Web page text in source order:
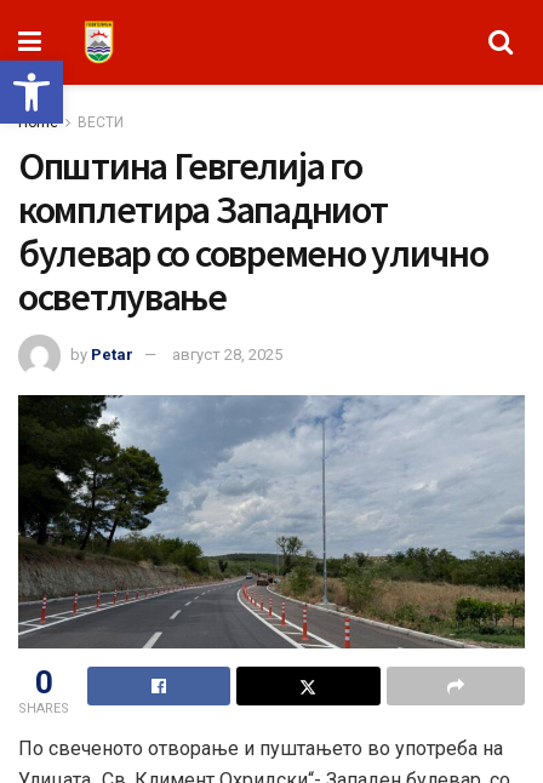
Open toolbar
Home ВЕСТИ
Општина Гевгелија го
комплетира Западниот
булевар со современо улично
осветлување
by Petar август 28, 2025
0
SHARES
По свеченото отворање и пуштањето во употреба на